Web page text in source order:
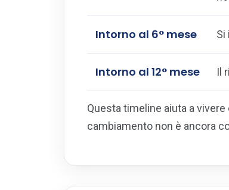
Intorno al 6° mese Si
Intorno al 12° mese Il
Questa timeline aiuta a
cambiamento non è ancora